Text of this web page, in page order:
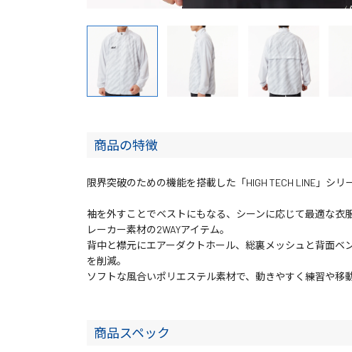
商品の特徴
限界突破のための機能を搭載した「HIGH TECH LINE」シリ
袖を外すことでベストにもなる、シーンに応じて最適な衣
レーカー素材の2WAYアイテム。
背中と襟元にエアーダクトホール、総裏メッシュと背面ベ
を削減。
ソフトな風合いポリエステル素材で、動きやすく練習や移
商品スペック